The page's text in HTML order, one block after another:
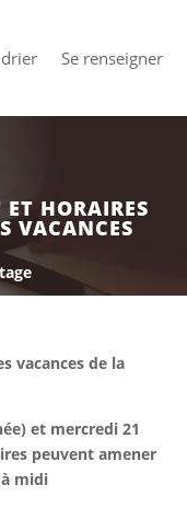
Se renseigner
HORAIRES
VACANCES
vacances de la
et mercredi 21
peuvent amener
midi